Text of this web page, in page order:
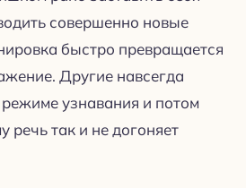
совершенно новые
быстро превращается
Другие навсегда
узнавания и потом
речь так и не догоняет